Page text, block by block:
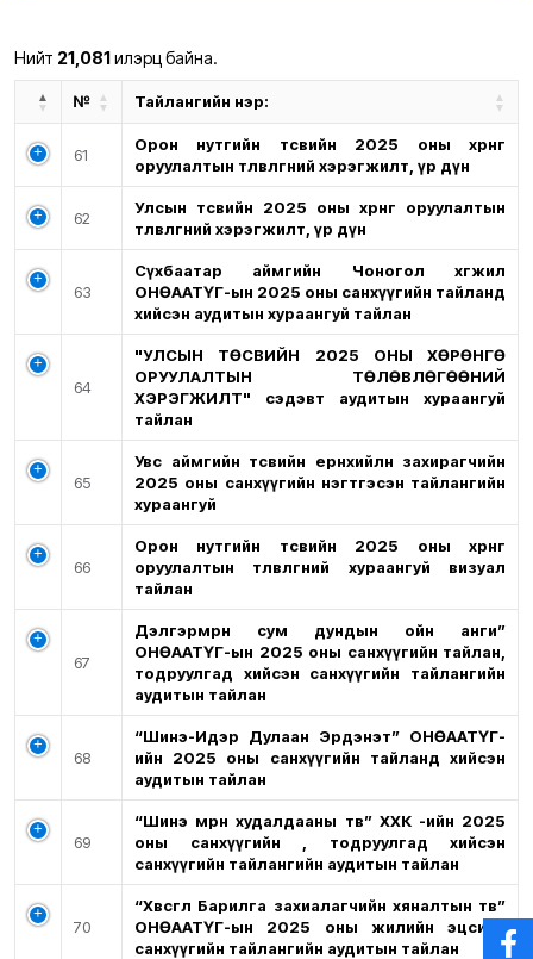
Нийт 21,081илэрц байна.
№ Тайлангийн нэр:
61
Орон нутгийн төсвийн 2025 оны хөрөнгө
оруулалтын төлөвлөгөөний хэрэгжилт, үр дүн
62
Улсын төсвийн 2025 оны хөрөнгө оруулалтын
төлөвлөгөөний хэрэгжилт, үр дүн
63
Сүхбаатар аймгийн Чоногол хөгжил
ОНӨААТҮГ-ын 2025 оны санхүүгийн тайланд
хийсэн аудитын хураангуй тайлан
64
"УЛСЫН ТӨСВИЙН 2025 ОНЫ ХӨРӨНГӨ
ОРУУЛАЛТЫН ТӨЛӨВЛӨГӨӨНИЙ
ХЭРЭГЖИЛТ" сэдэвт аудитын хураангуй
тайлан
65
Увс аймгийн төсвийн ерөнхийлөн захирагчийн
2025 оны санхүүгийн нэгтгэсэн тайлангийн
хураангуй
66
Орон нутгийн төсвийн 2025 оны хөрөнгө
оруулалтын төлөвлөгөөний хураангуй визуал
тайлан
67
Дэлгэрмөрөн сум дундын ойн анги”
ОНӨААТҮГ-ын 2025 оны санхүүгийн тайлан,
тодруулгад хийсэн санхүүгийн тайлангийн
аудитын тайлан
68
“Шинэ-Идэр Дулаан Эрдэнэт” ОНӨААТҮГ-
ийн 2025 оны санхүүгийн тайланд хийсэн
аудитын тайлан
69
“Шинэ мөрөн худалдааны төв” ХХК -ийн 2025
оны санхүүгийн , тодруулгад хийсэн
санхүүгийн тайлангийн аудитын тайлан
70
“Хөвсгөл Барилга захиалагчийн хяналтын төв”
ОНӨААТҮГ-ын 2025 оны жилийн эцсийн
санхүүгийн тайлангийн аудитын тайлан